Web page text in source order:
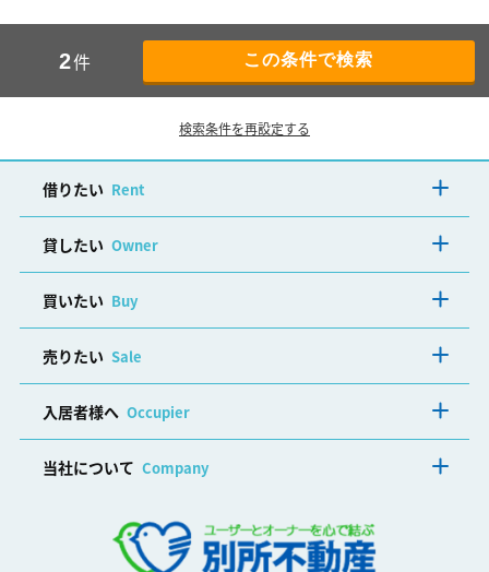
2件
検索条件を再設定する
借りたい Rent
貸したい Owner
買いたい Buy
売りたい Sale
入居者様へ Occupier
当社について Company